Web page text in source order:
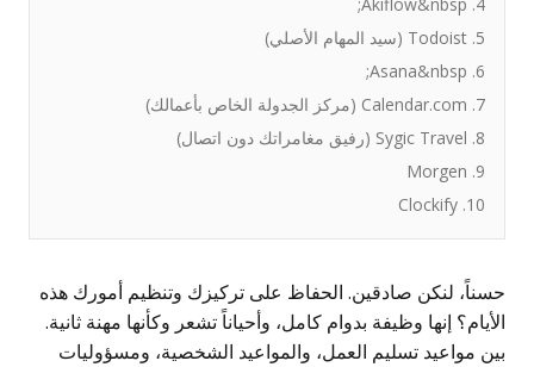
5. Todoist (سيد المهام الأصلي)
6. Asana&nbsp;
7. Calendar.com (مركز الجدولة الخاص بأعمالك)
8. Sygic Travel (رفيق مغامراتك دون اتصال)
9. Morgen
10. Clockify
حسناً، لنكن صادقين. الحفاظ على تركيزك وتنظيم أمورك هذه
الأيام؟ إنها وظيفة بدوام كامل، وأحياناً تشعر وكأنها مهنة ثانية.
بين مواعيد تسليم العمل، والمواعيد الشخصية، ومسؤوليات